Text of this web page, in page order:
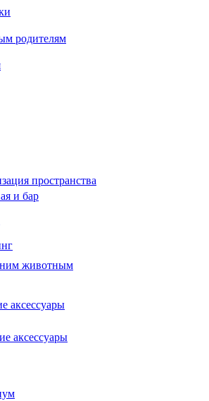
родителям
пространства
и бар
животным
аксессуары
аксессуары